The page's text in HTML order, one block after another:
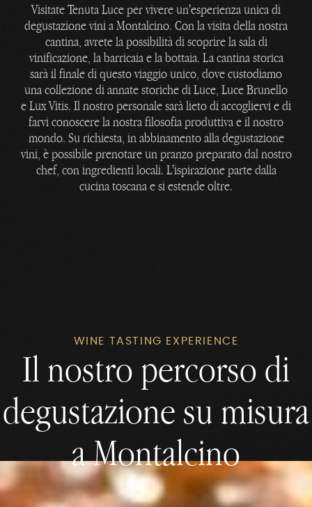
Visitate Tenuta Luce per vivere un'esperienza unica di
degustazione vini a Montalcino. Con la visita della nostra
cantina, avrete la possibilità di scoprire la sala di
vinificazione, la barricaia e la bottaia. La cantina storica
sarà il finale di questo viaggio unico, dove custodiamo
una collezione di annate storiche di Luce, Luce Brunello
e Lux Vitis. Il nostro personale sarà lieto di accogliervi e di
farvi conoscere la nostra filosofia produttiva e il nostro
mondo. Su richiesta, in abbinamento alla degustazione
vini, è possibile prenotare un pranzo preparato dal nostro
chef, con ingredienti locali. L'ispirazione parte dalla
cucina toscana e si estende oltre.
WINE TASTING EXPERIENCE
Il nostro percorso di
degustazione su misura
a Montalcino